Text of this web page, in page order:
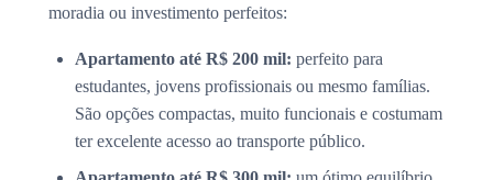
moradia ou investimento perfeitos:
Apartamento até R$ 200 mil: perfeito para
estudantes, jovens profissionais ou mesmo famílias.
São opções compactas, muito funcionais e costumam
ter excelente acesso ao transporte público.